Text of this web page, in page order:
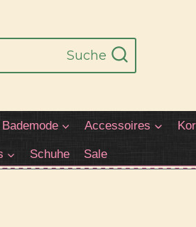
Suche
Bademode Accessoires
Schuhe Sale